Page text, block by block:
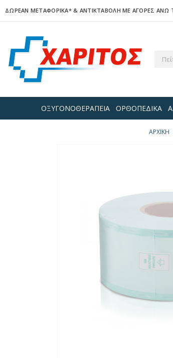
ΔΩΡΕΑΝ ΜΕΤΑΦΟΡΙΚΑ*& ΑΝΤΙΚΤΑΒΟΛΗ ΜΕ ΑΓΟΡΕΣ ΑΝΩ
ΟΞΥΓΟΝΟΘΕΡΑΠΕΙΑ ΟΡΘΟΠΕΔΙΚΑ
ΑΡΧΙΚΉ